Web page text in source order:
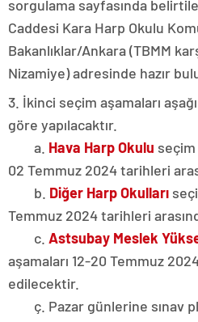
sorgulama sayfasında
Caddesi Kara Harp Okulu
Bakanlıklar/Ankara (TBMM
Nizamiye) adresinde hazır
3. İkinci seçim aşamaları
göre yapılacaktır.
a. Hava Harp Okulu seçim
02 Temmuz 2024 tarihleri
b. Diğer Harp Okulları
Temmuz 2024 tarihleri
c. Astsubay Meslek
aşamaları 12-20 Temmuz
edilecektir.
ç. Pazar günlerine sınav